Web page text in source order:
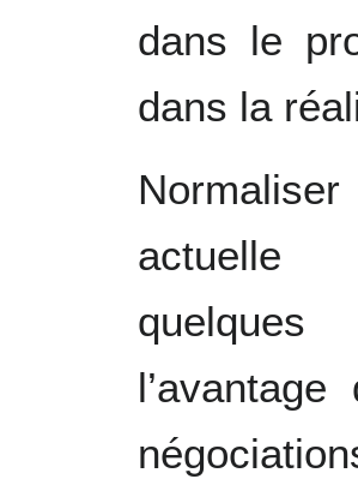
dans le
dans la
actuelle